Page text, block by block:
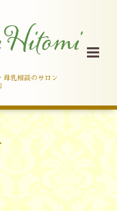
母乳相談のサロン